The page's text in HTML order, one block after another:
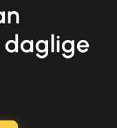
daglige